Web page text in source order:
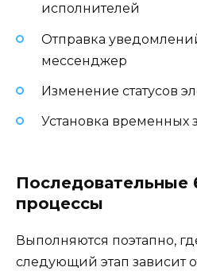
исполнителей
Отправка
мессенджер
Изменение статусов
Установка временных
Последовательные
процессы
Выполняются поэтапно,
следующий этап зависит